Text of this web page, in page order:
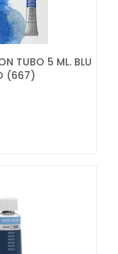
TUBO 5 ML. BLU
(667)